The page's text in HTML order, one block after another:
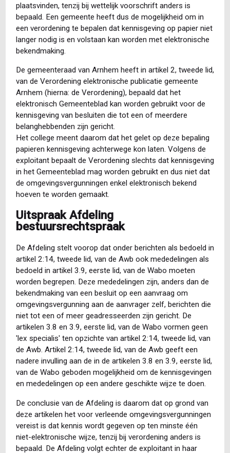
plaatsvinden, tenzij bij wettelijk voorschrift anders is
bepaald. Een gemeente heeft dus de mogelijkheid om in
een verordening te bepalen dat kennisgeving op papier niet
langer nodig is en volstaan kan worden met elektronische
bekendmaking.
De gemeenteraad van Arnhem heeft in artikel 2, tweede lid,
van de Verordening elektronische publicatie gemeente
Arnhem (hierna: de Verordening), bepaald dat het
elektronisch Gemeenteblad kan worden gebruikt voor de
kennisgeving van besluiten die tot een of meerdere
belanghebbenden zijn gericht.
Het college meent daarom dat het gelet op deze bepaling
papieren kennisgeving achterwege kon laten. Volgens de
exploitant bepaalt de Verordening slechts dat kennisgeving
in het Gemeenteblad mag worden gebruikt en dus niet dat
de omgevingsvergunningen enkel elektronisch bekend
hoeven te worden gemaakt.
Uitspraak Afdeling
bestuursrechtspraak
De Afdeling stelt voorop dat onder berichten als bedoeld in
artikel 2:14, tweede lid, van de Awb ook mededelingen als
bedoeld in artikel 3.9, eerste lid, van de Wabo moeten
worden begrepen. Deze mededelingen zijn, anders dan de
bekendmaking van een besluit op een aanvraag om
omgevingsvergunning aan de aanvrager zelf, berichten die
niet tot een of meer geadresseerden zijn gericht. De
artikelen 3.8 en 3.9, eerste lid, van de Wabo vormen geen
'lex specialis' ten opzichte van artikel 2:14, tweede lid, van
de Awb. Artikel 2:14, tweede lid, van de Awb geeft een
nadere invulling aan de in de artikelen 3.8 en 3.9, eerste lid,
van de Wabo geboden mogelijkheid om de kennisgevingen
en mededelingen op een andere geschikte wijze te doen.
De conclusie van de Afdeling is daarom dat op grond van
deze artikelen het voor verleende omgevingsvergunningen
vereist is dat kennis wordt gegeven op ten minste één
niet-elektronische wijze, tenzij bij verordening anders is
bepaald. De Afdeling volgt echter de exploitant in haar